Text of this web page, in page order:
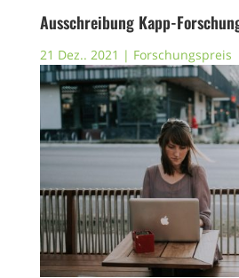
Ausschreibung Kapp-
21 Dez.. 2021 | Forschungspreis